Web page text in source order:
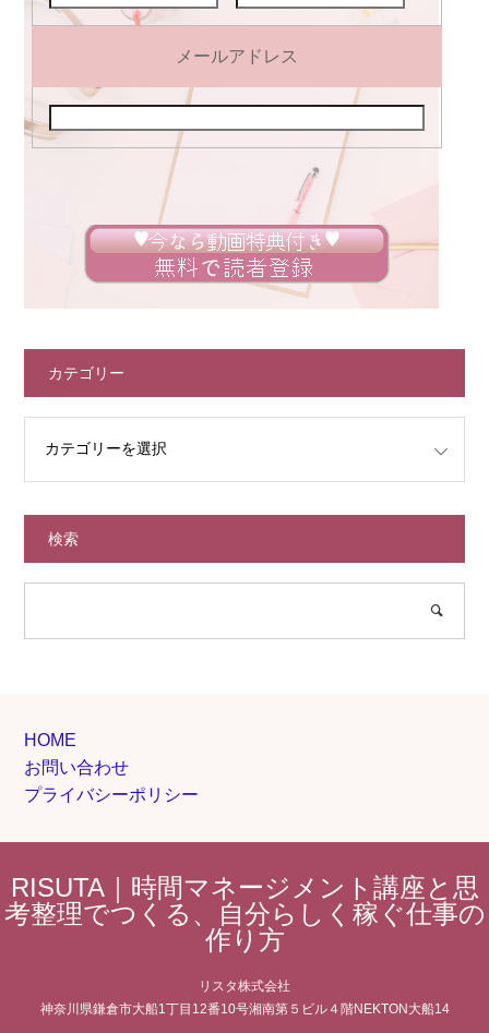
メールアドレス
カテゴリー
検索
HOME
お問い合わせ
プライバシーポリシー
RISUTA｜時間マネージメント講座と思
考整理でつくる、自分らしく稼ぐ仕事の
作り方
リスタ株式会社
神奈川県鎌倉市大船1丁目12番10号湘南第５ビル４階NEKTON大船14